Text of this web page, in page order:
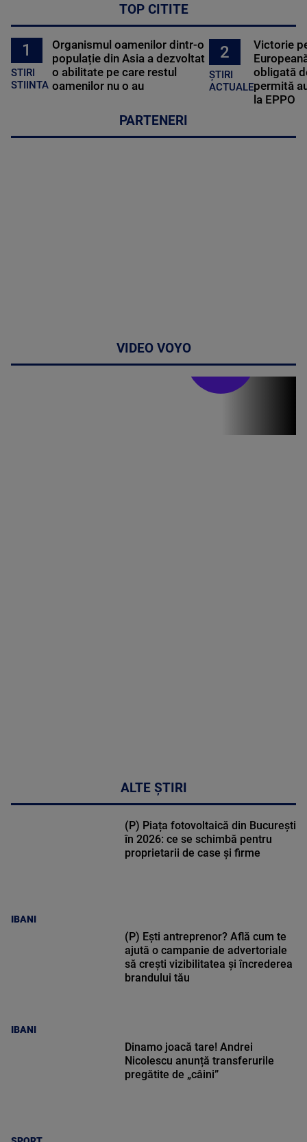
TOP CITITE
1
STIRI
STIINTA
Organismul oamenilor dintr-o
populație din Asia a dezvoltat
o abilitate pe care restul
oamenilor nu o au
2
ȘTIRI
ACTUALE
Victorie
obligată
permită
la EPPO
PARTENERI
VIDEO VOYO
Stirile PRO TV
ALTE ȘTIRI
IBANI
(P) Piața fotovoltaică din București
în 2026: ce se schimbă pentru
proprietarii de case și firme
IBANI
(P) Ești antreprenor? Află cum te
ajută o campanie de advertoriale
să crești vizibilitatea și încrederea
brandului tău
Dinamo joacă tare! Andrei
Nicolescu anunță transferurile
pregătite de „câini”